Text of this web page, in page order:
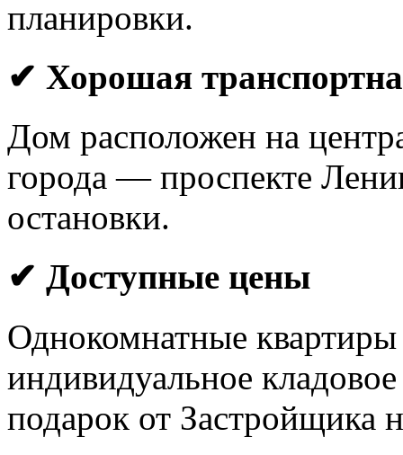
планировки.
✔ Хорошая
Дом расположен на
города — проспекте
остановки.
✔ Доступные цены
Однокомнатные
индивидуальное
подарок от Застройщика